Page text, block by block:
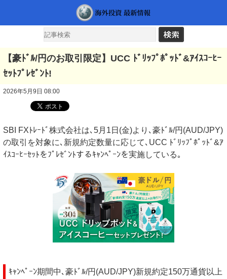
【豪ﾄﾞﾙ/円のお取引限定】UCC ﾄﾞﾘｯﾌﾟﾎﾟｯﾄﾞ&ｱｲｽｺｰﾋｰ
ｾｯﾄﾌﾟﾚｾﾞﾝﾄ!
2026年5月9日 08:00
SBI FXﾄﾚｰﾄﾞ株式会社は､5月1日(金)より､豪ﾄﾞﾙ/円(AUD/JPY)
の取引を対象に､新規約定数量に応じて､UCC ﾄﾞﾘｯﾌﾟﾎﾟｯﾄﾞ&ｱ
ｲｽｺｰﾋｰｾｯﾄをﾌﾟﾚｾﾞﾝﾄするｷｬﾝﾍﾟｰﾝを実施している｡
ｷｬﾝﾍﾟｰﾝ期間中､豪ﾄﾞﾙ/円(AUD/JPY)新規約定150万通貨以上